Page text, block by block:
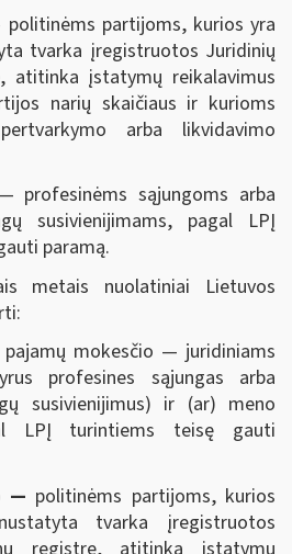
partijoms, kurios yra
tvarka įregistruotos Juridinių
atitinka įstatymų reikalavimus
narių skaičiaus ir kurioms
arba likvidavimo
profesinėms sąjungoms arba
susivienijimams, pagal LPĮ
paramą.
metais nuolatiniai Lietuvos
mokesčio — juridiniams
profesines sąjungas arba
susivienijimus) ir (ar) meno
LPĮ turintiems teisę gauti
— politinėms partijoms, kurios
tvarka įregistruotos
registre, atitinka įstatymų